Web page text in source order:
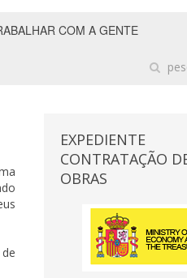
COM A GENTE
EXPEDIENTE
CONTRATAÇÃO
OBRAS